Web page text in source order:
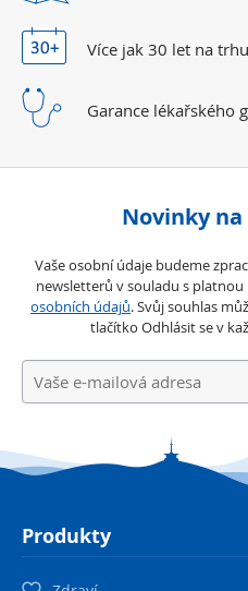
Více jak 30 let na trhu
Garance lékařského
Novinky na
Vaše osobní údaje budeme
newsletterů v souladu s platnou
osobních údajů. Svůj souhlas
tlačítko Odhlásit se v
Produkty